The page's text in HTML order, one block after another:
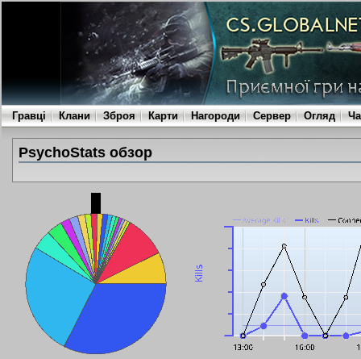
Гравці Клани Зброя Карти Нагороди Сервер Огляд
PsychoStats обзор